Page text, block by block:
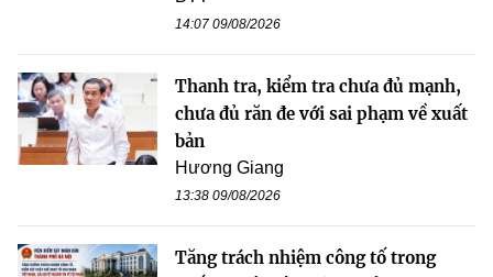
14:07 09/08/2026
Thanh tra, kiểm tra chưa đủ mạnh,
chưa đủ răn đe với sai phạm về xuất
bản
Hương Giang
13:38 09/08/2026
Tăng trách nhiệm công tố trong